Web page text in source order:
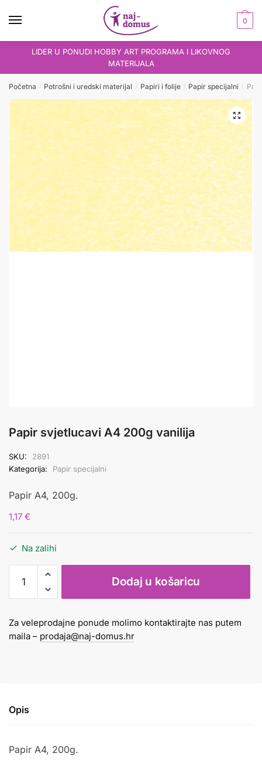
0
LIDER U PONUDI HOBBY ART PROGRAMA I LIKOVNOG
MATERIJALA
Početna / Potrošni i uredski materijal / Papiri i folije / Papir specijalni /
Papir svjetlucavi A4 200g vanilija
SKU:
2891
Kategorija:
Papir specijalni
Papir A4, 200g.
1,17 €
Na zalihi
svjetlucavi
A4
vanilija
količina
Dodaj u košaricu
Za veleprodajne ponude molimo kontaktirajte nas putem
maila – prodaja@naj-domus.hr
Opis
Papir A4, 200g.